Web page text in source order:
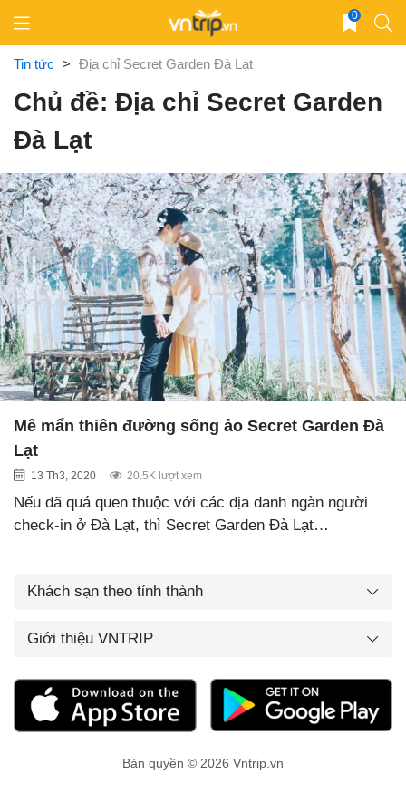
content
0
Tin tức > Địa chỉ Secret Garden Đà Lạt
Chủ đề: Địa chỉ Secret Garden
Đà Lạt
Mê mẩn thiên đường sống ảo Secret Garden Đà
Lạt
13 Th3, 2020 20.5K lượt xem
Nếu đã quá quen thuộc với các địa danh ngàn người
check-in ở Đà Lạt, thì Secret Garden Đà Lạt…
Khách sạn theo tỉnh thành
Giới thiệu VNTRIP
Bản quyền © 2026 Vntrip.vn